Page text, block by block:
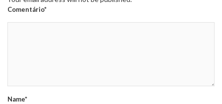
Comentário*
Name*